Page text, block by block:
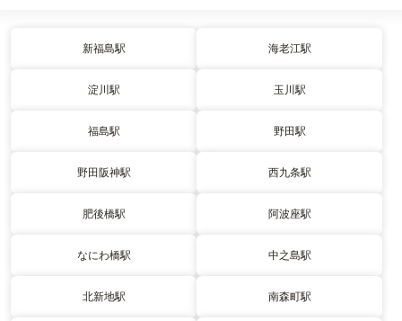
新福島駅 海老江駅
淀川駅 玉川駅
福島駅 野田駅
野田阪神駅 西九条駅
肥後橋駅 阿波座駅
なにわ橋駅 中之島駅
北新地駅 南森町駅